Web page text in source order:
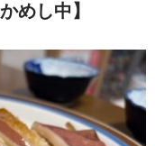
めし中】